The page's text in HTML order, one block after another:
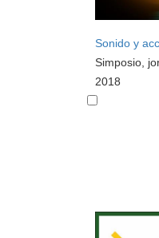
Sonido y
Simposio,
2018